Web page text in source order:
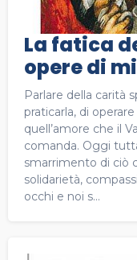
La fatica
opere di
Parlare della carità
praticarla, di
quell’amore che il
comanda. Oggi
smarrimento di ciò
solidarietà,
occhi e noi s...